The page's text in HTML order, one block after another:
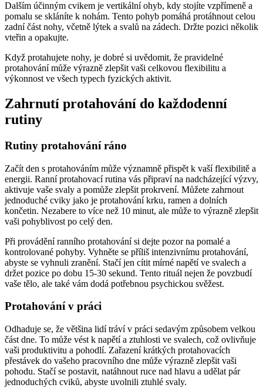
Dalším účinným cvikem je vertikální ohyb, kdy stojíte vzpřímeně a
pomalu se skláníte k nohám. Tento pohyb pomáhá protáhnout celou
zadní část nohy, včetně lýtek a svalů na zádech. Držte pozici několik
vteřin a opakujte.
Když protahujete nohy, je dobré si uvědomit, že pravidelné
protahování může výrazně zlepšit vaši celkovou flexibilitu a
výkonnost ve všech typech fyzických aktivit.
Zahrnutí protahování do každodenní
rutiny
Rutiny protahování ráno
Začít den s protahováním může významně přispět k vaší flexibilitě a
energii. Ranní protahovací rutina vás připraví na nadcházející výzvy,
aktivuje vaše svaly a pomůže zlepšit prokrvení. Můžete zahrnout
jednoduché cviky jako je protahování krku, ramen a dolních
končetin. Nezabere to více než 10 minut, ale může to výrazně zlepšit
vaši pohyblivost po celý den.
Při provádění ranního protahování si dejte pozor na pomalé a
kontrolované pohyby. Vyhněte se příliš intenzivnímu protahování,
abyste se vyhnuli zranění. Stačí jen cítit mírné napětí ve svalech a
držet pozice po dobu 15-30 sekund. Tento rituál nejen že povzbudí
vaše tělo, ale také vám dodá potřebnou psychickou svěžest.
Protahování v práci
Odhaduje se, že většina lidí tráví v práci sedavým způsobem velkou
část dne. To může vést k napětí a ztuhlosti ve svalech, což ovlivňuje
vaši produktivitu a pohodlí. Zařazení krátkých protahovacích
přestávek do vašeho pracovního dne může výrazně zlepšit vaši
pohodu. Stačí se postavit, natáhnout ruce nad hlavu a udělat pár
jednoduchých cviků, abyste uvolnili ztuhlé svaly.